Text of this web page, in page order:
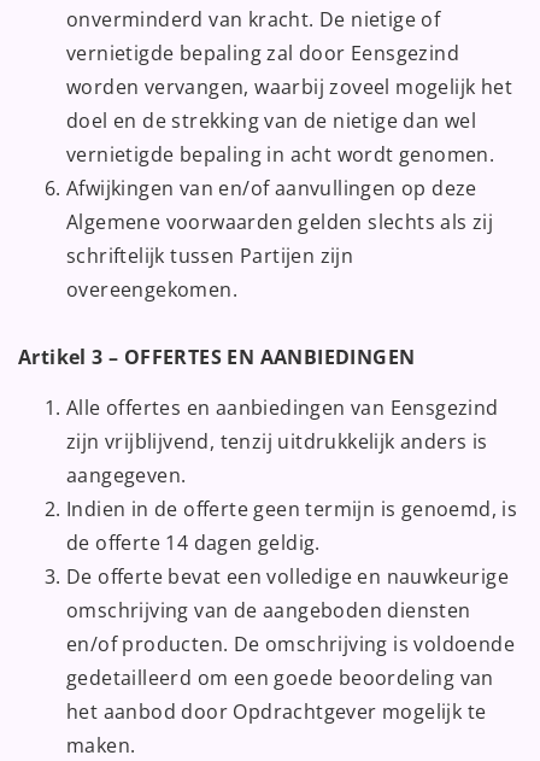
onverminderd van kracht. De nietige of
vernietigde bepaling zal door Eensgezind
worden vervangen, waarbij zoveel mogelijk het
doel en de strekking van de nietige dan wel
vernietigde bepaling in acht wordt genomen.
Afwijkingen van en/of aanvullingen op deze
Algemene voorwaarden gelden slechts als zij
schriftelijk tussen Partijen zijn
overeengekomen.
Artikel 3 – OFFERTES EN AANBIEDINGEN
Alle offertes en aanbiedingen van Eensgezind
zijn vrijblijvend, tenzij uitdrukkelijk anders is
aangegeven.
Indien in de offerte geen termijn is genoemd, is
de offerte 14 dagen geldig.
De offerte bevat een volledige en nauwkeurige
omschrijving van de aangeboden diensten
en/of producten. De omschrijving is voldoende
gedetailleerd om een goede beoordeling van
het aanbod door Opdrachtgever mogelijk te
maken.